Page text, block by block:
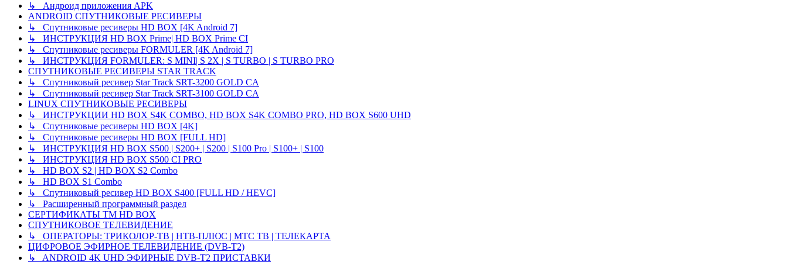
↳ Андроид приложения APK
ANDROID СПУТНИКОВЫЕ РЕСИВЕРЫ
↳ Спутниковые ресиверы HD BOX [4K Android 7]
↳ ИНСТРУКЦИЯ HD BOX Prime| HD BOX Prime CI
↳ Спутниковые ресиверы FORMULER [4K Android 7]
↳ ИНСТРУКЦИЯ FORMULER: S MINI| S 2X | S TURBO | S TURBO PRO
СПУТНИКОВЫЕ РЕСИВЕРЫ STAR TRACK
↳ Спутниковый ресивер Star Track SRT-3200 GOLD CA
↳ Спутниковый ресивер Star Track SRT-3100 GOLD CA
LINUX СПУТНИКОВЫЕ РЕСИВЕРЫ
↳ ИНСТРУКЦИИ HD BOX S4K COMBO, HD BOX S4K COMBO PRO, HD BOX S600 UHD
↳ Спутниковые ресиверы HD BOX [4K]
↳ Спутниковые ресиверы HD BOX [FULL HD]
↳ ИНСТРУКЦИЯ HD BOX S500 | S200+ | S200 | S100 Pro | S100+ | S100
↳ ИНСТРУКЦИЯ HD BOX S500 CI PRO
↳ HD BOX S2 | HD BOX S2 Combo
↳ HD BOX S1 Combo
↳ Спутниковый ресивер HD BOX S400 [FULL HD / HEVC]
↳ Расширенный программный раздел
СЕРТИФИКАТЫ TM HD BOX
СПУТНИКОВОЕ ТЕЛЕВИДЕНИЕ
↳ ОПЕРАТОРЫ: ТРИКОЛОР-ТВ | НТВ-ПЛЮС | МТС ТВ | ТЕЛЕКАРТА
ЦИФРОВОЕ ЭФИРНОЕ ТЕЛЕВИДЕНИЕ (DVB-T2)
↳ ANDROID 4K UHD ЭФИРНЫЕ DVB-T2 ПРИСТАВКИ